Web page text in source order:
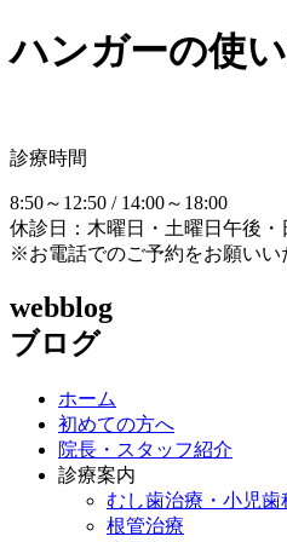
ハンガーの使
診療時間
8:50～12:50 / 14:00～18:00
休診日：木曜日・土曜日午後・
※お電話でのご予約をお願いい
webblog
ブログ
ホーム
初めての方へ
院長・スタッフ紹介
診療案内
むし歯治療・小児歯
根管治療